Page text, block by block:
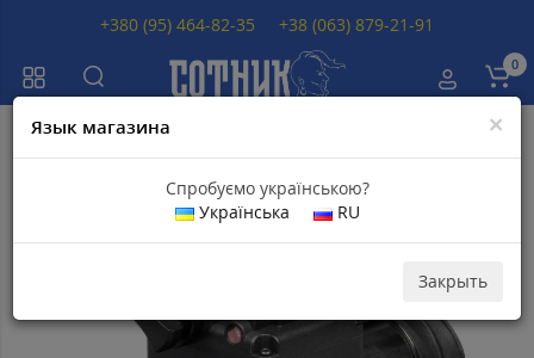
0
×
Язык магазина
Спробуємо українською?
Українська
RU
Закрыть
+380 (95) 464-82-35 +38 (063) 879-21-91